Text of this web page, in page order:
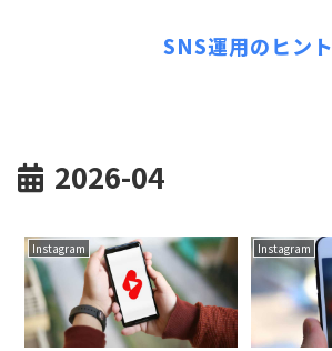
SNS運用のヒント
2026-04
Instagram Instagram